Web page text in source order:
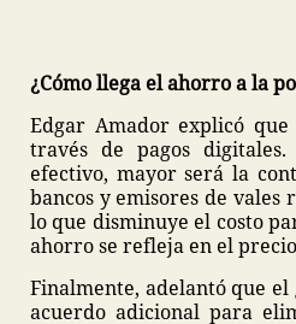
¿Cómo llega el ahorro a la
Edgar Amador explicó
través de pagos
efectivo, mayor será la
bancos y emisores de vales
lo que disminuye el costo
ahorro se refleja en el
Finalmente, adelantó que
acuerdo adicional para